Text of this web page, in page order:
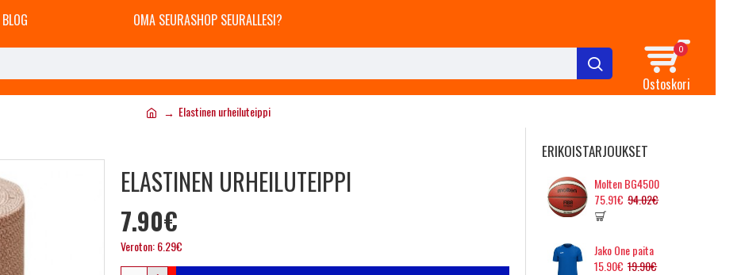
BLOG OMA SEURASHOP SEURALLESI?
Ostoskori
0
Elastinen urheiluteippi
ELASTINEN URHEILUTEIPPI
7.90€
Veroton: 6.29€
ERIKOISTARJOUKSET
Molten BG4500
75.91€ 94.02€
Jako One paita
15.90€ 19.90€